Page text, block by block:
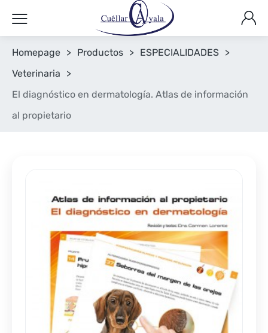
Homepage > Productos > ESPECIALIDADES >
Veterinaria
>
El diagnóstico en dermatología. Atlas de información
al propietario